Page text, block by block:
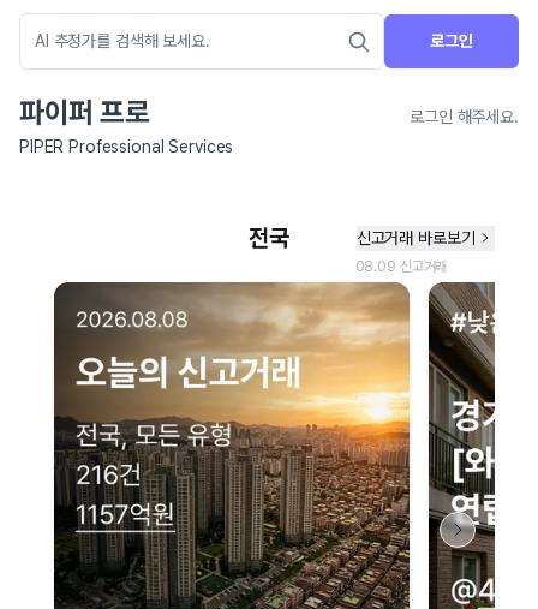
로그인
파이퍼 프로
로그인 해주세요.
PIPER Professional Services
네이버 지도 연결 안내
현재 네이버 지도 연결이 원활하지 않아 지도를 불러올 수 없습니다.
이용에 불편을 드려 죄송합니다.
다시 시도